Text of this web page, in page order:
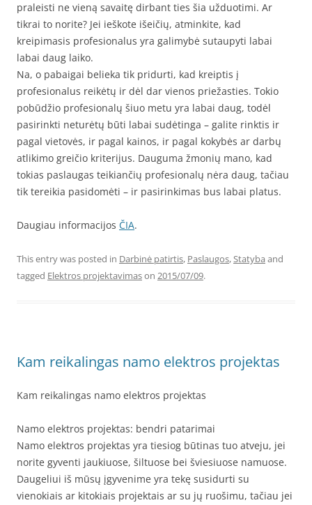
praleisti ne vieną savaitę dirbant ties šia užduotimi. Ar
tikrai to norite? Jei ieškote išeičių, atminkite, kad
kreipimasis profesionalus yra galimybė sutaupyti labai
labai daug laiko.
Na, o pabaigai belieka tik pridurti, kad kreiptis į
profesionalus reikėtų ir dėl dar vienos priežasties. Tokio
pobūdžio profesionalų šiuo metu yra labai daug, todėl
pasirinkti neturėtų būti labai sudėtinga – galite rinktis ir
pagal vietovės, ir pagal kainos, ir pagal kokybės ar darbų
atlikimo greičio kriterijus. Dauguma žmonių mano, kad
tokias paslaugas teikiančių profesionalų nėra daug, tačiau
tik tereikia pasidomėti – ir pasirinkimas bus labai platus.
Daugiau informacijos ČIA.
This entry was posted in Darbinė patirtis, Paslaugos,Statyba and
tagged Elektros projektavimason 2015/07/09.
Kam reikalingas namo elektros projektas
Kam reikalingas namo elektros projektas
Namo elektros projektas: bendri patarimai
Namo elektros projektas yra tiesiog būtinas tuo atveju, jei
norite gyventi jaukiuose, šiltuose bei šviesiuose namuose.
Daugeliui iš mūsų įgyvenime yra tekę susidurti su
vienokiais ar kitokiais projektais ar su jų ruošimu, tačiau jei